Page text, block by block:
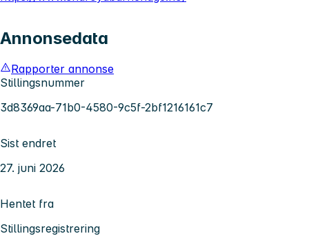
Annonsedata
Rapporter annonse
Stillingsnummer
3d8369aa-71b0-4580-9c5f-2bf1216161c7
Sist endret
27. juni 2026
Hentet fra
Stillingsregistrering